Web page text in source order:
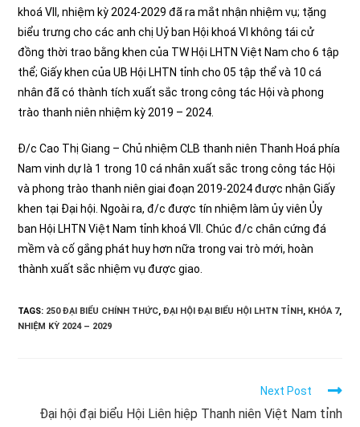
khoá VII, nhiệm kỳ 2024-2029 đã ra mắt nhận nhiệm vụ; tặng
biểu trưng cho các anh chị Uỷ ban Hội khoá VI không tái cử
đồng thời trao bằng khen của TW Hội LHTN Việt Nam cho 6 tập
thể; Giấy khen của UB Hội LHTN tỉnh cho 05 tập thể và 10 cá
nhân đã có thành tích xuất sắc trong công tác Hội và phong
trào thanh niên nhiệm kỳ 2019 – 2024.
Đ/c Cao Thị Giang – Chủ nhiệm CLB thanh niên Thanh Hoá phía
Nam vinh dự là 1 trong 10 cá nhân xuất sắc trong công tác Hội
và phong trào thanh niên giai đoạn 2019-2024 được nhận Giấy
khen tại Đại hội. Ngoài ra, đ/c được tín nhiệm làm ủy viên Ủy
ban Hội LHTN Việt Nam tỉnh khoá VII. Chúc đ/c chân cứng đá
mềm và cố gắng phát huy hơn nữa trong vai trò mới, hoàn
thành xuất sắc nhiệm vụ được giao.
TAGS: 250 ĐẠI BIỂU CHÍNH THỨC ĐẠI HỘI ĐẠI BIỂU HỘI LHTN TỈNH KHÓA 7,
NHIỆM KỲ 2024 – 2029
articles
Next Post
Đại hội đại biểu Hội Liên hiệp Thanh niên Việt Nam tỉnh